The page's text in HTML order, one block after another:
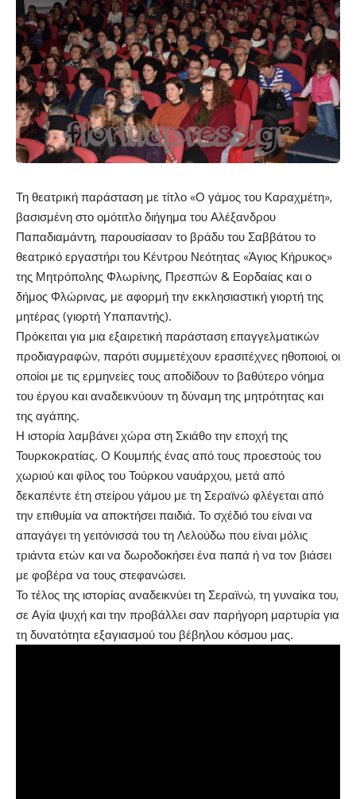
Τη θεατρική παράσταση με τίτλο «Ο γάμος του Καραχμέτη»,
βασισμένη στο ομότιτλο διήγημα του Αλέξανδρου
Παπαδιαμάντη, παρουσίασαν το βράδυ του Σαββάτου το
θεατρικό εργαστήρι του Κέντρου Νεότητας «Άγιος Κήρυκος»
της Μητρόπολης Φλωρίνης, Πρεσπών & Εορδαίας και ο
δήμος Φλώρινας, με αφορμή την εκκλησιαστική γιορτή της
μητέρας (γιορτή Υπαπαντής).
Πρόκειται για μια εξαιρετική παράσταση επαγγελματικών
προδιαγραφών, παρότι συμμετέχουν ερασιτέχνες ηθοποιοί, οι
οποίοι με τις ερμηνείες τους αποδίδουν το βαθύτερο νόημα
του έργου και αναδεικνύουν τη δύναμη της μητρότητας και
της αγάπης.
Η ιστορία λαμβάνει χώρα στη Σκιάθο την εποχή της
Τουρκοκρατίας. Ο Κουμπής ένας από τους προεστούς του
χωριού και φίλος του Τούρκου ναυάρχου, μετά από
δεκαπέντε έτη στείρου γάμου με τη Σεραϊνώ φλέγεται από
την επιθυμία να αποκτήσει παιδιά. Το σχέδιό του είναι να
απαγάγει τη γειτόνισσά του τη Λελούδω που είναι μόλις
τριάντα ετών και να δωροδοκήσει ένα παπά ή να τον βιάσει
με φοβέρα να τους στεφανώσει.
Το τέλος της ιστορίας αναδεικνύει τη Σεραϊνώ, τη γυναίκα του,
σε Αγία ψυχή και την προβάλλει σαν παρήγορη μαρτυρία για
τη δυνατότητα εξαγιασμού του βέβηλου κόσμου μας.